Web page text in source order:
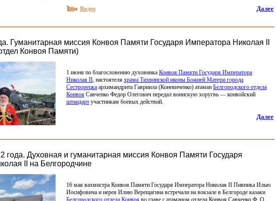
Далее
Видео
Гуманитарная миссия Конвоя Памяти Государя Императора Николая II
Конвоя Памяти)
1 июня по благословению духовника Конвоя Памяти Государя Императора
Николая II, настоятеля храма Тихвинской иконы Божией Матери города
Сестрорецка архимандрита Гавриила (Коневиченко) атаман Белгородского отдела
Конвоя Савченко Федор Олегович передал воинскую хоругвь — конвойский
штандарт участникам боевых действий.
Далее
года. Духовная и гуманитарная миссия Конвоя Памяти Государя
II на Белгородчине
16 мая вахмистра Конвоя Памяти Государя Императора Николая II Пивника Илью
Иосифовича и иерея Илию Верещагина встречали на вокзале в Белгороде казаки
Белгородского отдела Конвоя во главе с атаманом отдела Конвоя Савченко Ф. О.